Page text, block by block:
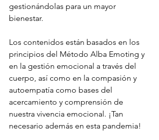
gestionándolas para un mayor
bienestar.
Los contenidos están basados en los
principios del Método Alba Emoting y
en la gestión emocional a través del
cuerpo, así como en la compasión y
autoempatía como bases del
acercamiento y comprensión de
nuestra vivencia emocional. ¡Tan
necesario además en esta pandemia!